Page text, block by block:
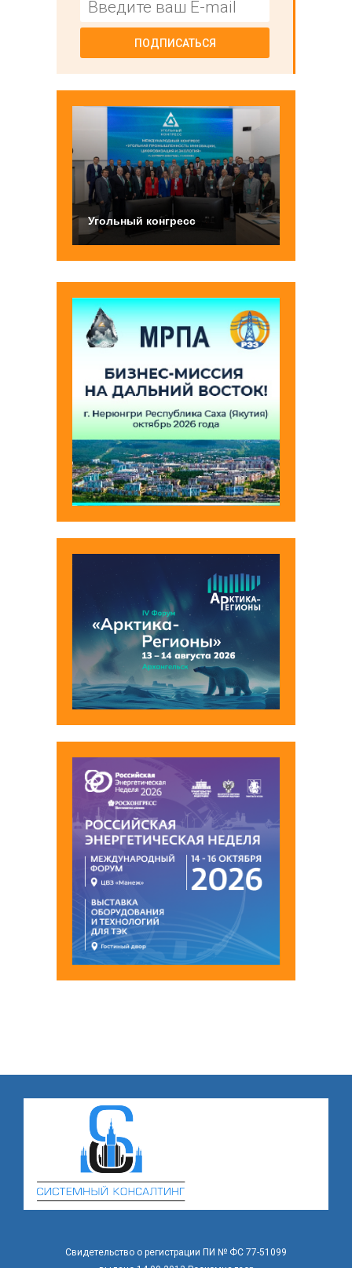
ПОДПИСАТЬСЯ
Угольный конгресс
Свидетельство о регистрации ПИ № ФС 77-51099